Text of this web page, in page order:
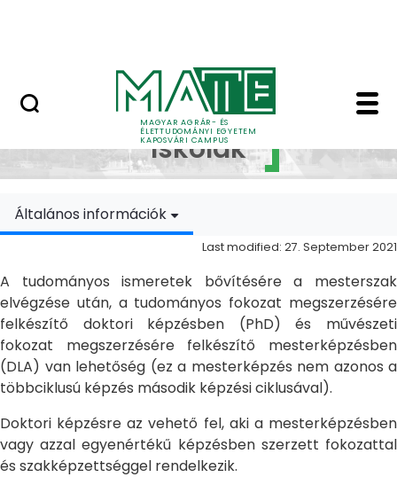
MAGYAR AGRÁR- ÉS
ÉLETTUDOMÁNYI EGYETEM
KAPOSVÁRI CAMPUS
Doktori Iskolák -
Doktori
Iskolák
Általános információk
Last modified: 27. September 2021
A tudományos ismeretek bővítésére a mesterszak
elvégzése után, a tudományos fokozat megszerzésére
felkészítő doktori képzésben (PhD) és művészeti
fokozat megszerzésére felkészítő mesterképzésben
(DLA) van lehetőség (ez a mesterképzés nem azonos a
többciklusú képzés második képzési ciklusával).
Doktori képzésre az vehető fel, aki a mesterképzésben
vagy azzal egyenértékű képzésben szerzett fokozattal
és szakképzettséggel rendelkezik.